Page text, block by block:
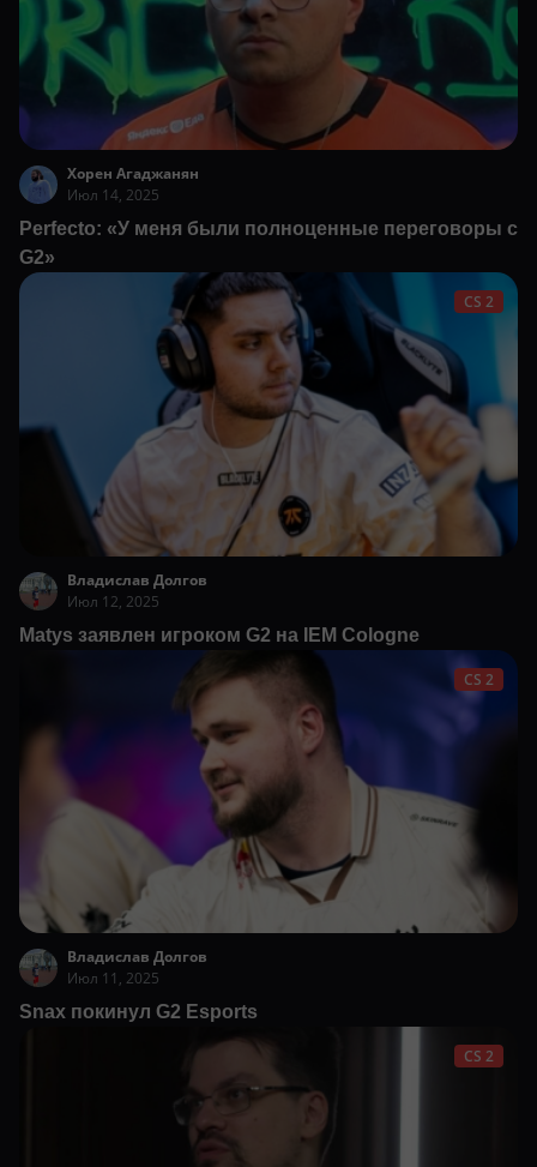
Хорен Агаджанян
Июл 14, 2025
Perfecto: «У меня были полноценные переговоры с
G2»
CS 2
Владислав Долгов
Июл 12, 2025
Matys заявлен игроком G2 на IEM Cologne
CS 2
Владислав Долгов
Июл 11, 2025
Snax покинул G2 Esports
CS 2